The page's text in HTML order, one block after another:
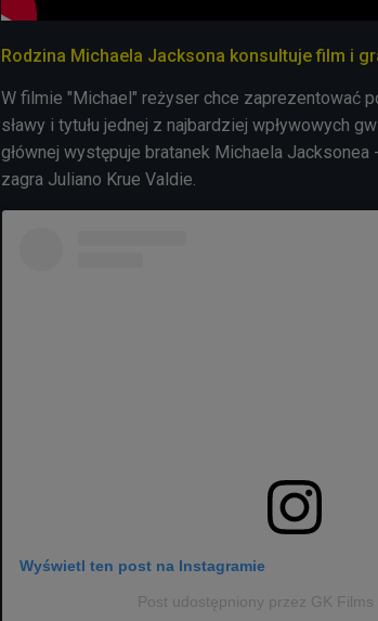
Rodzina Michaela Jacksona konsultuje film i
W filmie "Michael" reżyser chce zaprezentować
sławy i tytułu jednej z najbardziej wpływowych
głównej występuje bratanek Michaela
zagra Juliano Krue Valdie.
Wyświetl ten post na Instagramie
Post udostępniony przez GK Films